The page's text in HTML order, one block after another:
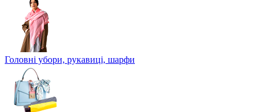
Головні убори, рукавиці, шарфи